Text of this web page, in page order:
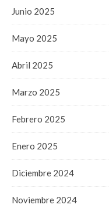
Junio 2025
Mayo 2025
Abril 2025
Marzo 2025
Febrero 2025
Enero 2025
Diciembre 2024
Noviembre 2024